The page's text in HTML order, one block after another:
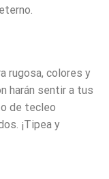
rugosa, colores y
harán sentir a tus
de tecleo
¡Tipea y